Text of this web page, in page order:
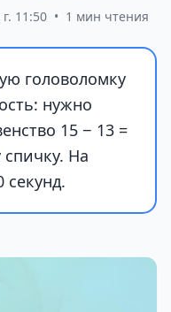
11:50 • 1 мин чтения
головоломку
нужно
15 − 13 =
На